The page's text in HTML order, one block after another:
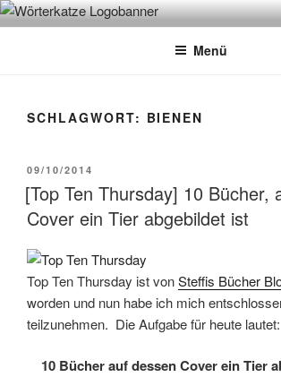
Zum
InhaltWÖRTERKATZE
Von Büchern erzählen
Menü
SCHLAGWORT: BIENEN
VERÖFFENTLICHT
AM
09/10/2014
[Top Ten Thursday] 10 Bücher,
Cover ein Tier abgebildet ist
Top Ten Thursday ist vonSteffis Bücher
worden und nun habe ich mich
teilzunehmen. Die Aufgabe für heute lautet:
10 Bücher auf dessen Cover ein Tier